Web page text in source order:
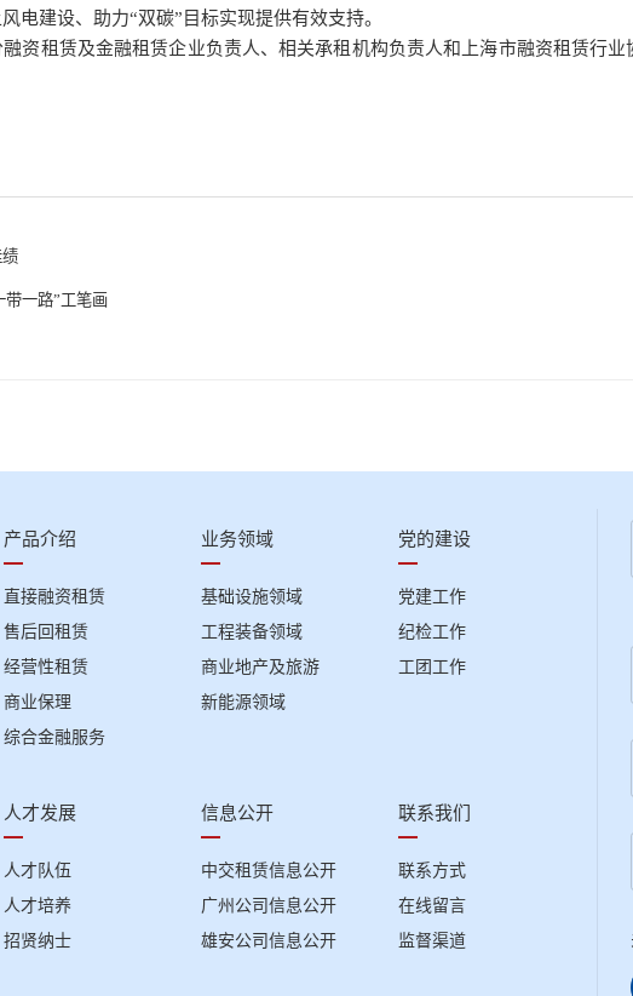
电建设、助力“双碳”目标实现提供有效支持。
融资租赁及金融租赁企业负责人、相关承租机构负责人和上海市融资租赁行
带一路”工笔画
产品介绍
直接融资租赁
售后回租赁
经营性租赁
商业保理
综合金融服务
业务领域
基础设施领域
工程装备领域
商业地产及旅游
新能源领域
党的建设
党建工作
纪检工作
工团工作
人才发展
人才队伍
人才培养
招贤纳士
信息公开
中交租赁信息公开
广州公司信息公开
雄安公司信息公开
联系我们
联系方式
在线留言
监督渠道